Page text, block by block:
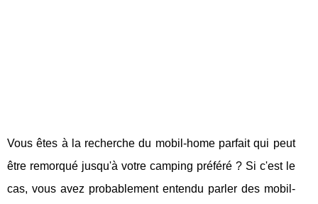
Vous êtes à la recherche du mobil-home parfait qui peut
être remorqué jusqu'à votre camping préféré ? Si c'est le
cas, vous avez probablement entendu parler des mobil-